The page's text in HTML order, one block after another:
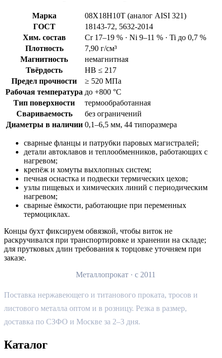
Марка
08Х18Н10Т (аналог AISI 321)
ГОСТ
18143-72, 5632-2014
Хим. состав
Cr 17–19 % · Ni 9–11 % · Ti до 0,7 %
Плотность
7,90 г/см³
Магнитность
немагнитная
Твёрдость
HB ≤ 217
Предел прочности
≥ 520 МПа
Рабочая температура до +800 °C
Тип поверхности
термообработанная
Свариваемость
без ограничений
Диаметры в наличии 0,1–6,5 мм, 44 типоразмера
сварные фланцы и патрубки паровых магистралей;
детали автоклавов и теплообменников, работающих с
нагревом;
крепёж и хомуты выхлопных систем;
печная оснастка и подвески термических цехов;
узлы пищевых и химических линий с периодическим
нагревом;
сварные ёмкости, работающие при переменных
термоциклах.
Концы бухт фиксируем обвязкой, чтобы виток не
раскручивался при транспортировке и хранении на складе;
для прутковых длин требования к торцовке уточняем при
заказе.
Металлопрокат · с 2011
Поставка нержавеющего и титанового проката, тросов и
листового металла оптом и в розницу. Резка в размер,
доставка по СЗФО и Москве за 2–3 дня.
Каталог